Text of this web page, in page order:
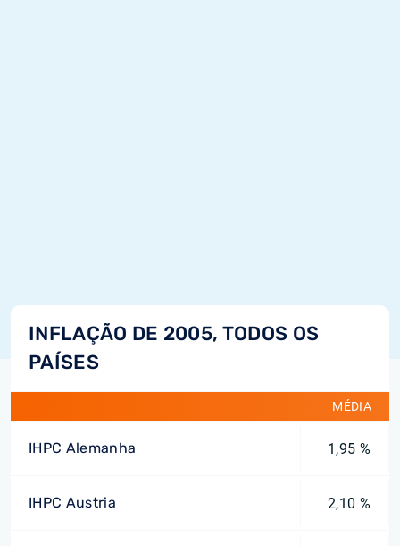
INFLAÇÃO DE 2005, TODOS OS
PAÍSES
MÉDIA
IHPC Alemanha 1,95 %
IHPC Austria 2,10 %